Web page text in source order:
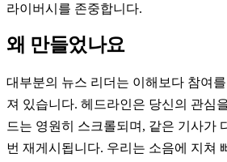
라이버시를 존중합니다.
왜 만들었나요
대부분의 뉴스 리더는 이해보다 참여
져 있습니다. 헤드라인은 당신의 관심
드는 영원히 스크롤되며, 같은 기사가
번 재게시됩니다. 우리는 소음에 지쳐